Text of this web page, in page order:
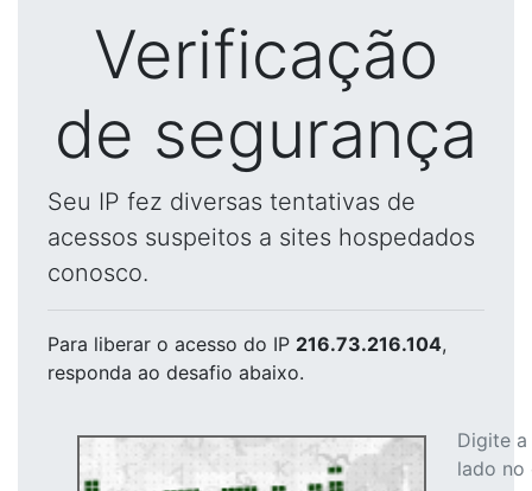
Verificação
de segurança
Seu IP fez diversas tentativas de
acessos suspeitos a sites hospedados
conosco.
Para liberar o acesso do IP 216.73.216.104,
responda ao desafio abaixo.
Digite
lado no